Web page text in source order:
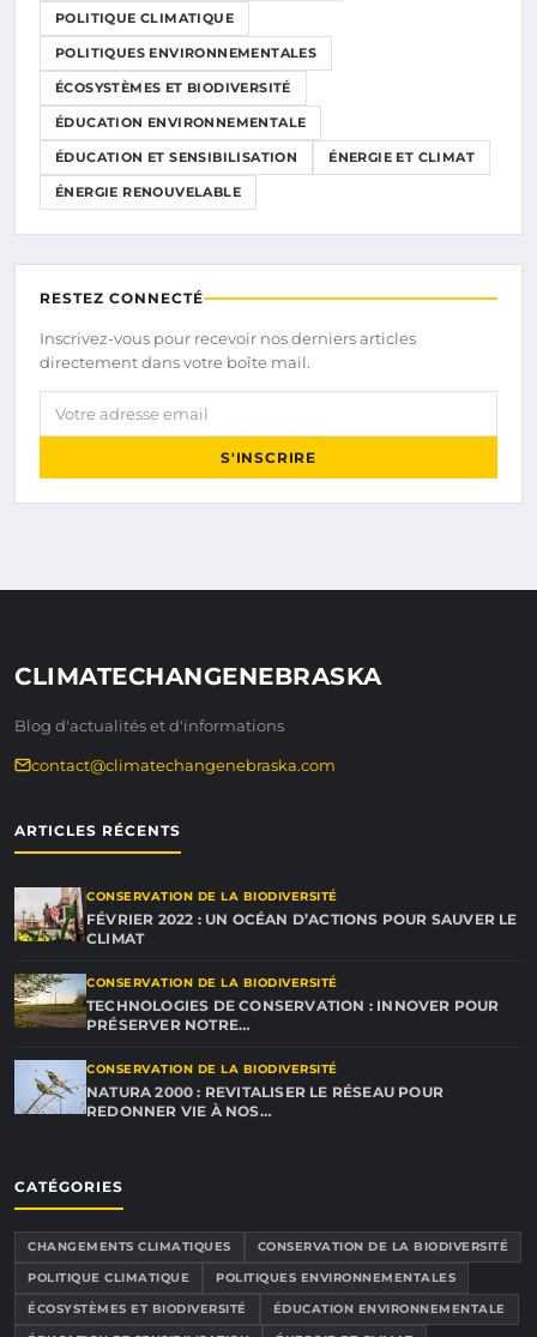
POLITIQUE CLIMATIQUE
POLITIQUES ENVIRONNEMENTALES
ÉCOSYSTÈMES ET BIODIVERSITÉ
ÉDUCATION ENVIRONNEMENTALE
ÉDUCATION ET SENSIBILISATION ÉNERGIE ET CLIMAT
ÉNERGIE RENOUVELABLE
RESTEZ CONNECTÉ
Inscrivez-vous pour recevoir nos derniers articles
directement dans votre boîte mail.
Votre adresse email
S'INSCRIRE
CLIMATECHANGENEBRASKA
Blog d'actualités et d'informations
contact@climatechangenebraska.com
ARTICLES RÉCENTS
CONSERVATION DE LA BIODIVERSITÉ
FÉVRIER 2022 : UN OCÉAN D’ACTIONS POUR SAUVER LE
CLIMAT
CONSERVATION DE LA BIODIVERSITÉ
TECHNOLOGIES DE CONSERVATION : INNOVER POUR
PRÉSERVER NOTRE…
CONSERVATION DE LA BIODIVERSITÉ
NATURA 2000 : REVITALISER LE RÉSEAU POUR
REDONNER VIE À NOS…
CATÉGORIES
CHANGEMENTS CLIMATIQUES
CONSERVATION DE LA BIODIVERSITÉ
POLITIQUE CLIMATIQUE
POLITIQUES ENVIRONNEMENTALES
ÉCOSYSTÈMES ET BIODIVERSITÉ
ÉDUCATION ENVIRONNEMENTALE